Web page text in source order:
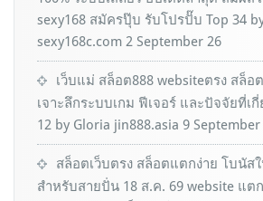
sexy168 สมัครปุ๊บ รับโปรปั๊บ Top 34
sexy168c.com 2 September 26
เว็บแม่ สล็อต888 websiteตรง สล็อ
เจาะลึกระบบเกม ฟีเจอร์ และปัจจัยที่เ
12 by Gloria jin888.asia 9
สล็อตเว็บตรง สล็อตแตกง่าย โบนัส
สำหรับสายปั่น 18 ส.ค. 69 website แต